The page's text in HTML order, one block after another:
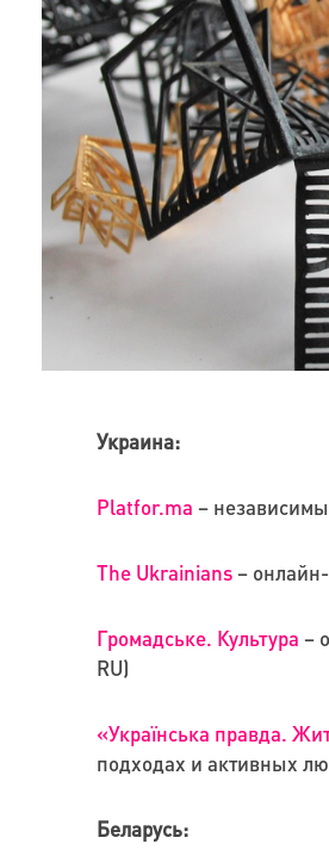
Украина:
Platfor.ma –
The Ukrainians– онлайн-
Громадське. Культура –
RU)
«Українська правда.
подходах и активных
Беларусь: